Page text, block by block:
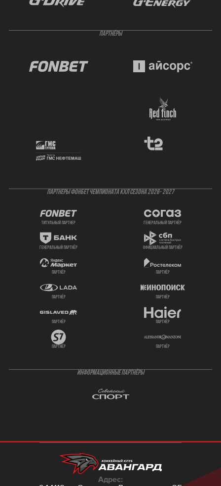
ПАРТНЁРЫ
ПАРТНЕРЫ ФОНБЕТ ЧЕМПИОНАТА КХЛ СЕЗОНА 2026- 2027
титульный партнер генеральный партнёр
генеральный партнёр официальный партнёр
партнёр партнёр
партнёр партнёр
партнёр партнёр
партнёр партнёр
ИНФОРМАЦИОННЫЕ ПАРТНЁРЫ
Адрес: